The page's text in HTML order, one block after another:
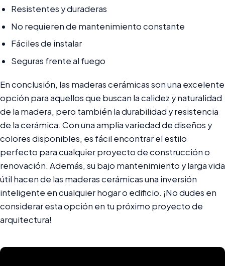
Resistentes y duraderas
No requieren de mantenimiento constante
Fáciles de instalar
Seguras frente al fuego
En conclusión, las maderas cerámicas son una excelente
opción para aquellos que buscan la calidez y naturalidad
de la madera, pero también la durabilidad y resistencia
de la cerámica. Con una amplia variedad de diseños y
colores disponibles, es fácil encontrar el estilo
perfecto para cualquier proyecto de construcción o
renovación. Además, su bajo mantenimiento y larga vida
útil hacen de las maderas cerámicas una inversión
inteligente en cualquier hogar o edificio. ¡No dudes en
considerar esta opción en tu próximo proyecto de
arquitectura!